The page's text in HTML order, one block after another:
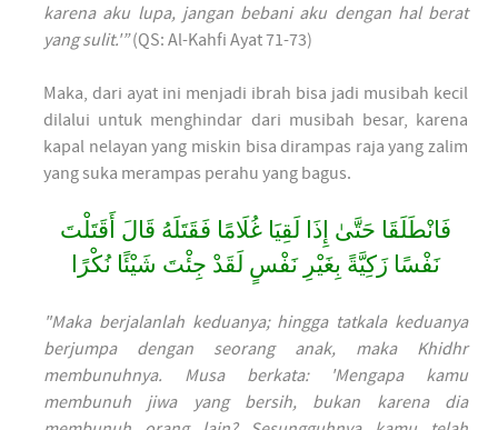
karena aku lupa, jangan bebani aku dengan hal berat
yang sulit.'”(QS: Al-Kahfi Ayat 71-73)
Maka, dari ayat ini menjadi ibrah bisa jadi musibah kecil
dilalui untuk menghindar dari musibah besar, karena
kapal nelayan yang miskin bisa dirampas raja yang zalim
yang suka merampas perahu yang bagus.
فَانْطَلَقَا حَتَّىٰ إِذَا لَقِيَا غُلَامًا فَقَتَلَهُ قَالَ أَقَتَلْتَ
نَفْسًا زَكِيَّةً بِغَيْرِ نَفْسٍ لَقَدْ جِئْتَ شَيْئًا نُكْرًا
"Maka berjalanlah keduanya; hingga tatkala keduanya
berjumpa dengan seorang anak, maka Khidhr
membunuhnya. Musa berkata: 'Mengapa kamu
membunuh jiwa yang bersih, bukan karena dia